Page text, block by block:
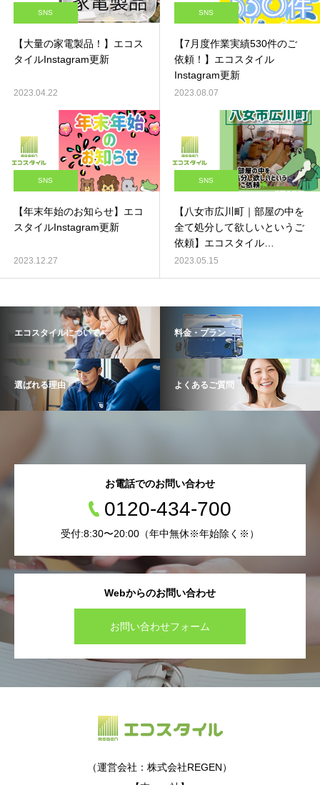
SNS
【大量の家電製品！】エコス
タイルInstagram更新
2023.04.22
SNS
【7月度作業実績530件のご
依頼！】エコスタイル
Instagram更新
2023.08.07
SNS
【年末年始のお知らせ】エコ
スタイルInstagram更新
2023.12.27
SNS
【八女市広川町｜部屋の中を
全て処分して欲しいというご
依頼】エコスタイル
Instagram更新
2023.05.15
エコスタイルについて 料金・プラン
選ばれる理由 よくあるご質問
Webからのお問い合わせ
お問い合わせフォーム
お電話でのお問い合わせ
0120-434-700
受付:8:30〜20:00（年中無休※年始除く※）
（運営会社：株式会社REGEN）